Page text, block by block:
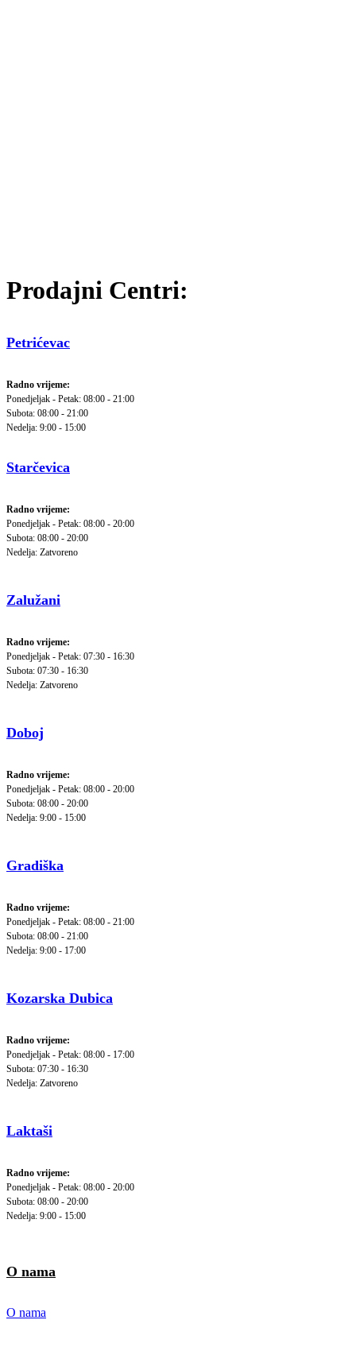
Prodajni Centri:
Petrićevac
Radno vrijeme:
Ponedjeljak - Petak: 08:00 - 21:00
Subota: 08:00 - 21:00
Nedelja: 9:00 - 15:00
Starčevica
Radno vrijeme:
Ponedjeljak - Petak: 08:00 - 20:00
Subota: 08:00 - 20:00
Nedelja: Zatvoreno
Zalužani
Radno vrijeme:
Ponedjeljak - Petak: 07:30 - 16:30
Subota: 07:30 - 16:30
Nedelja: Zatvoreno
Doboj
Radno vrijeme:
Ponedjeljak - Petak: 08:00 - 20:00
Subota: 08:00 - 20:00
Nedelja: 9:00 - 15:00
Gradiška
Radno vrijeme:
Ponedjeljak - Petak: 08:00 - 21:00
Subota: 08:00 - 21:00
Nedelja: 9:00 - 17:00
Kozarska Dubica
Radno vrijeme:
Ponedjeljak - Petak: 08:00 - 17:00
Subota: 07:30 - 16:30
Nedelja: Zatvoreno
Laktaši
Radno vrijeme:
Ponedjeljak - Petak: 08:00 - 20:00
Subota: 08:00 - 20:00
Nedelja: 9:00 - 15:00
O nama
O nama